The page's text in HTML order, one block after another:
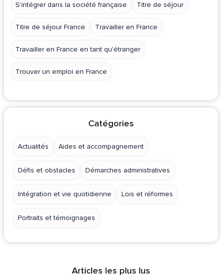
S'intégrer dans la société française Titre de séjour
Titre de séjour France Travailler en France
Travailler en France en tant qu'étranger
Trouver un emploi en France
Catégories
Actualités Aides et accompagnement
Défis et obstacles Démarches administratives
Intégration et vie quotidienne Lois et réformes
Portraits et témoignages
Articles les plus lus